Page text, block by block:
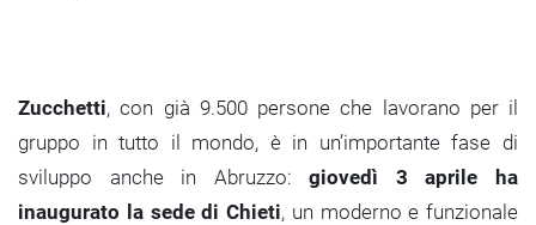
Zucchetti, con già 9.500 persone che lavorano per il
gruppo in tutto il mondo, è in un’importante fase di
sviluppo anche in Abruzzo:giovedì 3 aprile ha
inaugurato la sede di Chieti, un moderno e funzionale